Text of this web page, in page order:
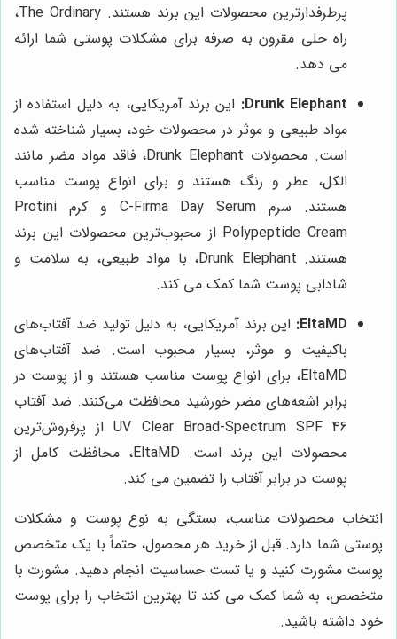
پرطرفدارترین محصولات این برند هستند. The Ordinary،
راه حلی مقرون به صرفه برای مشکلات پوستی شما ارائه
می دهد.
Drunk Elephant: این برند آمریکایی، به دلیل استفاده از
مواد طبیعی و موثر در محصولات خود، بسیار شناخته شده
است. محصولات Drunk Elephant، فاقد مواد مضر مانند
الکل، عطر و رنگ هستند و برای انواع پوست مناسب
هستند. سرم C-Firma Day Serum و کرم Protini
Polypeptide Cream از محبوب‌ترین محصولات این برند
هستند. Drunk Elephant، با مواد طبیعی، به سلامت و
شادابی پوست شما کمک می کند.
EltaMD: این برند آمریکایی، به دلیل تولید ضد آفتاب‌های
باکیفیت و موثر، بسیار محبوب است. ضد آفتاب‌های
EltaMD، برای انواع پوست مناسب هستند و از پوست در
برابر اشعه‌های مضر خورشید محافظت می‌کنند. ضد آفتاب
UV Clear Broad-Spectrum SPF 46 از پرفروش‌ترین
محصولات این برند است. EltaMD، محافظت کامل از
پوست در برابر آفتاب را تضمین می کند.
انتخاب محصولات مناسب، بستگی به نوع پوست و مشکلات
پوستی شما دارد. قبل از خرید هر محصول، حتماً با یک متخصص
پوست مشورت کنید و یا تست حساسیت انجام دهید. مشورت با
متخصص، به شما کمک می کند تا بهترین انتخاب را برای پوست
خود داشته باشید.